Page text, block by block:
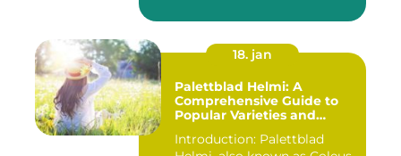
18. jan
Palettblad Helmi: A
Comprehensive Guide to
Popular Varieties and
Measurements
Introduction: Palettblad